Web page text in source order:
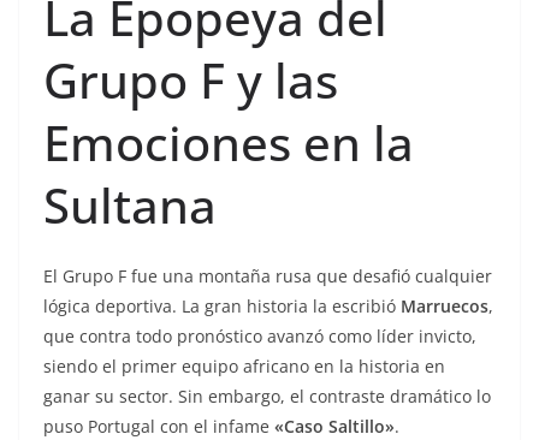
La Epopeya del
Grupo F y las
Emociones en la
Sultana
El Grupo F fue una montaña rusa que desafió cualquier
lógica deportiva. La gran historia la escribió Marruecos,
que contra todo pronóstico avanzó como líder invicto,
siendo el primer equipo africano en la historia en
ganar su sector. Sin embargo, el contraste dramático lo
puso Portugal con el infame «Caso Saltillo».